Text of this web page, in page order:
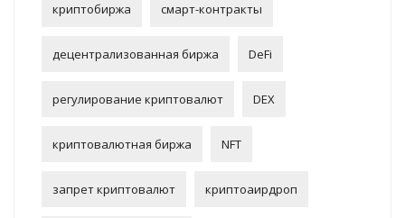
криптобиржа смарт-контракты
децентрализованная биржа DeFi
регулирование криптовалют DEX
криптовалютная биржа NFT
запрет криптовалют криптоаирдроп